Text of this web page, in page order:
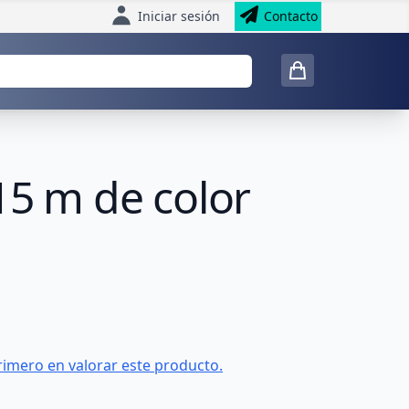
Iniciar sesión Contacto
m de color
en valorar este producto.